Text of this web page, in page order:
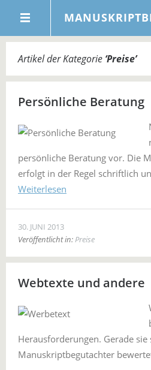
Artikel der Kategorie ‘Preise’
Persönliche Beratung
persönliche Beratung vor. Die
erfolgt in der Regel schriftlich
Weiterlesen
30. JUNI 2013
Veröffentlicht in:Preise
Webtexte und andere
Herausforderungen. Gerade
Manuskriptbegutachter